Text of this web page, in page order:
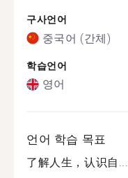
구사언어
중국어 (간체)
학습언어
영어
언어 학습 목표
了解人生，认识自...